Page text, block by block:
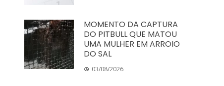
MOMENTO DA CAPTURA
DO PITBULL QUE MATOU
UMA MULHER EM ARROIO
DO SAL
03/08/2026